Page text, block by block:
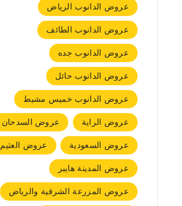
عروض الدانوب الرياض
عروض الدانوب الطائف
عروض الدانوب جده
عروض الدانوب حائل
عروض الدانوب خميس مشيط
عروض الراية
عروض السدحان
عروض السعودية
عروض العثيم
عروض المدينة هايبر
عروض المزرعة الشرقية والرياض